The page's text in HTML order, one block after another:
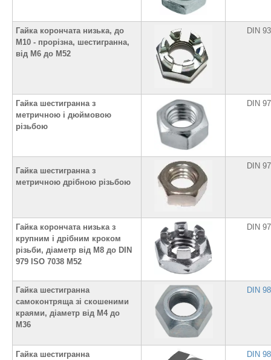
Гайка корончата низька, до
М10 - прорізна, шестигранна,
від М6 до М52
DIN
Гайка шестигранна з
метричною і дюймовою
різьбою
DIN
Гайка шестигранна з
метричною дрібною різьбою
DIN
Гайка корончата низька з
крупним і дрібним кроком
різьби, діаметр від М8 до DIN
979 ISO 7038 М52
DIN
Гайка шестигранна
самоконтряща зі скошеними
краями, діаметр від М4 до
М36
DIN
Гайка шестигранна
DIN